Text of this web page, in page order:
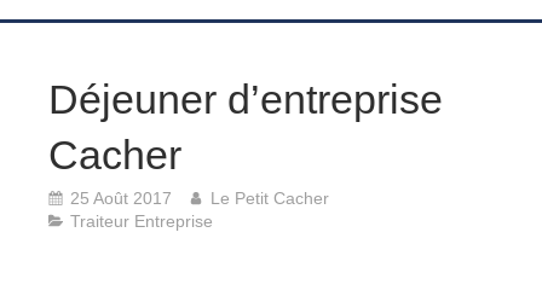
Déjeuner d’entreprise
Cacher
25 Août 2017
Le Petit Cacher
Traiteur Entreprise